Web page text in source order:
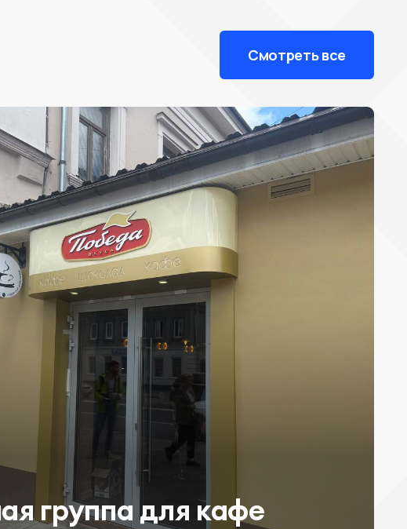
Смотреть все
группа для кафе